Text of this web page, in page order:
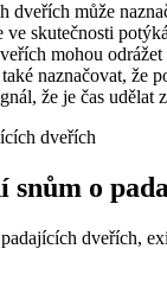
dveřích může
ve skutečnosti
mohou
naznačovat, že
že je čas udělat
snům o
dveřích,